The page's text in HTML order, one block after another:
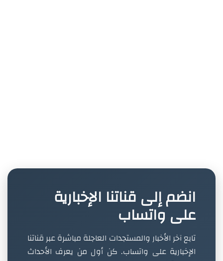
انضم إلى قناتنا الإخبارية
على واتساب
تابع آخر الأخبار والمستجدات العاجلة مباشرة عبر قناتنا
الإخبارية على واتساب. كن أول من يعرف الأحداث